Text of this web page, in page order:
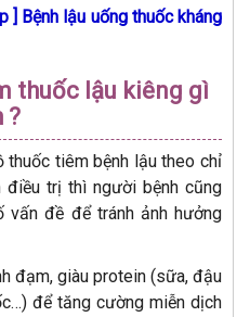
] Bệnh lậu uống thuốc kháng
thuốc lậu kiêng gì
?
thuốc tiêm bệnh lậu theo chỉ
trị thì người bệnh cũng
đề để tránh ảnh hưởng
đạm, giàu protein (sữa, đậu
để tăng cường miễn dịch